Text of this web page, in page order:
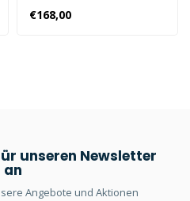
Das verwendete Neopren
ist sehr druckfest, sodass
€168,00
unseren Newsletter
an
Angebote und Aktionen